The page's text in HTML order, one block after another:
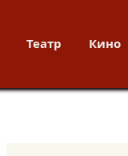
Театр Кино